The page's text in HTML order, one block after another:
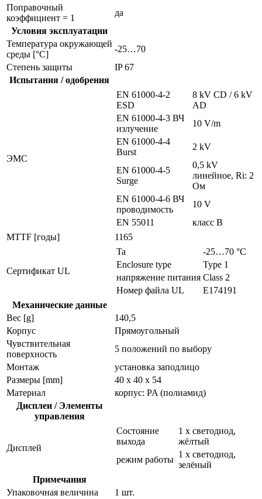
Поправочный
коэффициент = 1
да
Условия эксплуатации
Температура окружающей
среды [°C]
-25…70
Степень защиты
IP 67
Испытания / одобрения
ЭMC
EN 61000-4-2
ESD
8 kV CD / 6 kV
AD
EN 61000-4-3 ВЧ
излучение
10 V/m
EN 61000-4-4
Burst
2 kV
EN 61000-4-5
Surge
0,5 kV
линейное, Ri: 2
Ом
EN 61000-4-6 ВЧ
проводимость
10 V
EN 55011
класс B
MTTF [годы]
1165
Сертификат UL
Ta
-25…70 °C
Enclosure type
Type 1
напряжение питания Class 2
Номер файла UL
E174191
Механические данные
Вес [g]
140,5
Корпус
Прямоугольный
Чувствительная
поверхность
5 положений по выбору
Монтаж
установка заподлицо
Размеры [mm]
40 x 40 x 54
Материал
корпус: PA (полиамид)
Дисплеи / Элементы
управления
Дисплей
Состояние
выхода
1 x светодиод,
жёлтый
режим работы
1 x светодиод,
зелёный
Примечания
Упаковочная величина
1 шт.